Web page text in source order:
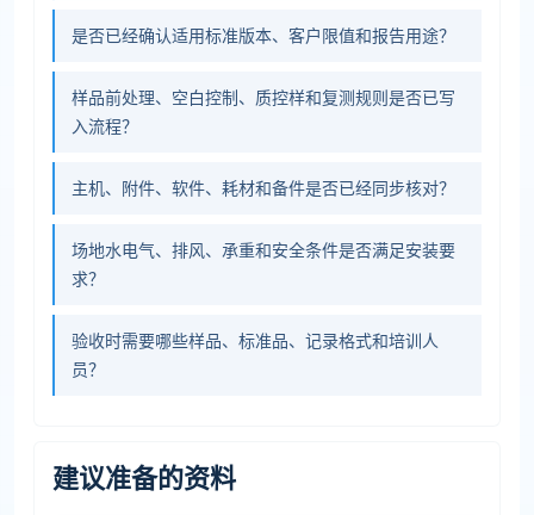
是否已经确认适用标准版本、客户限值和报告用途？
样品前处理、空白控制、质控样和复测规则是否已写
入流程？
主机、附件、软件、耗材和备件是否已经同步核对？
场地水电气、排风、承重和安全条件是否满足安装要
求？
验收时需要哪些样品、标准品、记录格式和培训人
员？
建议准备的资料